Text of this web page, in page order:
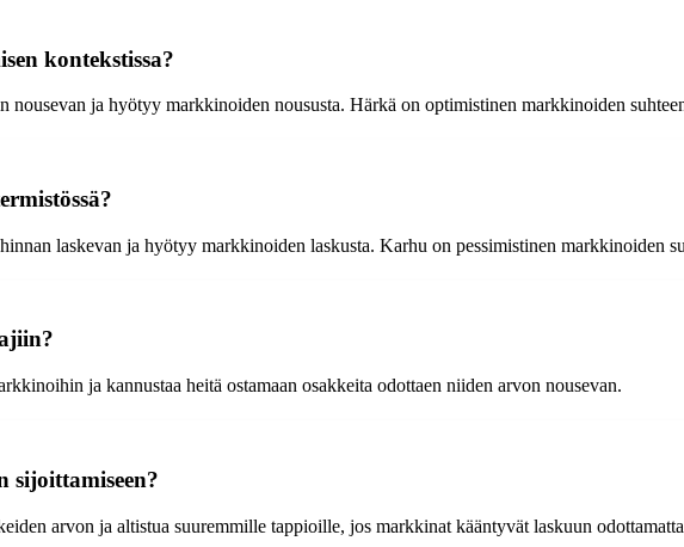
kontekstissa?
nousevan ja hyötyy markkinoiden noususta. Härkä on optimistinen markkinoiden
laskevan ja hyötyy markkinoiden laskusta. Karhu on pessimistinen markkinoiden
ja kannustaa heitä ostamaan osakkeita odottaen niiden arvon nousevan.
arvon ja altistua suuremmille tappioille, jos markkinat kääntyvät laskuun